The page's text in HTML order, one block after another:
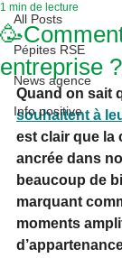
All Posts
Pépites RSE
News agence
Info positive
entreprise ?
1 min de lecture
Quand on sait
souhaitent à
est clair que la
ancrée dans
beaucoup de
marquant
moments